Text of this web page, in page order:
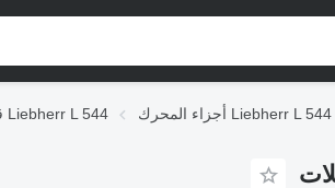
قطع الغيار Liebherr L 544 أجزاء المحرك Liebherr L 544